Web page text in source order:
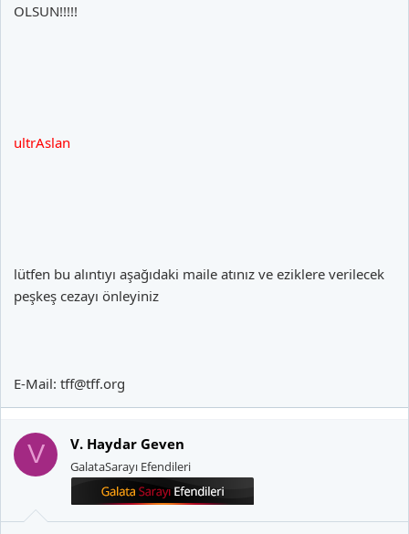
OLSUN!!!!!
ultrAslan
lütfen bu alıntıyı aşağıdaki maile atınız ve eziklere verilecek
peşkeş cezayı önleyiniz
E-Mail: tff@tff.org
V V. Haydar Geven
GalataSarayı Efendileri